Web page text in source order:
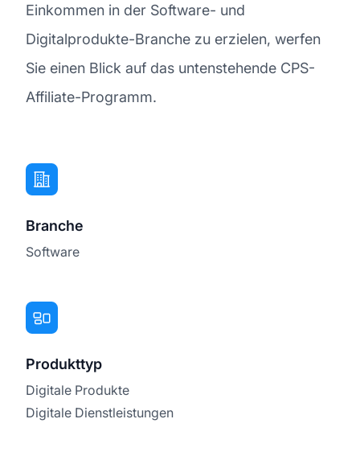
Einkommen in der Software- und
Digitalprodukte-Branche zu erzielen, werfen
Sie einen Blick auf das untenstehende CPS-
Affiliate-Programm.
Branche
Software
Produkttyp
Digitale Produkte
Digitale Dienstleistungen